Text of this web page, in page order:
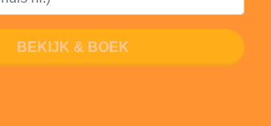
BEKIJK & BOEK